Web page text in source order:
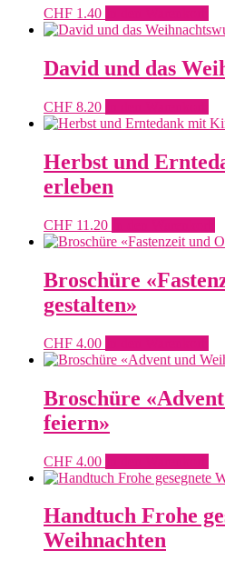
CHF 1.40
David und das
CHF 8.20
Herbst und
erleben
CHF 11.20
Broschüre
gestalten»
CHF 4.00
Broschüre
feiern»
CHF 4.00
Handtuch Frohe
Weihnachten